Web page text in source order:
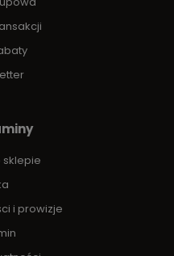
sklepie
i prowizje